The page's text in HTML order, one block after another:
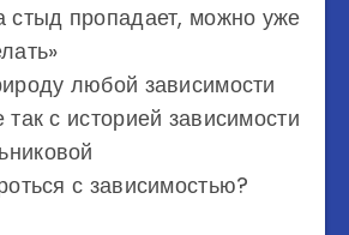
стыд пропадает, можно уже
любой зависимости
с историей зависимости
с зависимостью?